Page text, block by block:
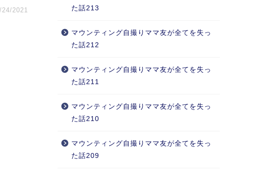
24/2021
た話213
マウンティング自撮りママ友が全てを失っ
た話212
マウンティング自撮りママ友が全てを失っ
た話211
マウンティング自撮りママ友が全てを失っ
た話210
マウンティング自撮りママ友が全てを失っ
た話209